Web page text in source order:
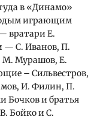
в «Динамо»
играющим
вратари Е.
— С. Иванов, П.
Мурашов, Е.
– Сильвестров,
И. Филин, П.
Бочков и братья
Бойко и С.